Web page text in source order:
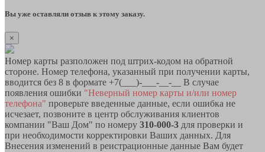
Вы уже оставляли отзыв к этому заказу.
×
Номер карты разположен под штрих-кодом на обратной
стороне. Номер телефона, указанный при получении карты,
вводится без 8 в формате +7(___)-___-__-__ В случае
появления ошибки "Неверный номер карты и/или номер
телефона" проверьте введенные данные, если ошибка не
исчезает, позвоните в центр обслуживания клиентов
компании "Ваш Дом" по номеру 310-000-3 для проверки и
при необходимости корректировки Ваших данных. Для
Внесения изменений в реистрационные данные Вам будет